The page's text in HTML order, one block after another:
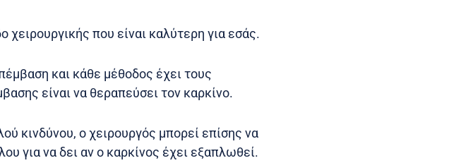
χειρουργικής που είναι καλύτερη για εσάς.
και κάθε μέθοδος έχει τους
είναι να θεραπεύσει τον καρκίνο.
κινδύνου, ο χειρουργός μπορεί επίσης να
για να δει αν ο καρκίνος έχει εξαπλωθεί.